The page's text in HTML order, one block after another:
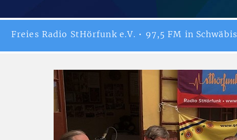
Freies Radio StHörfunke.V. • 97,5 FM in